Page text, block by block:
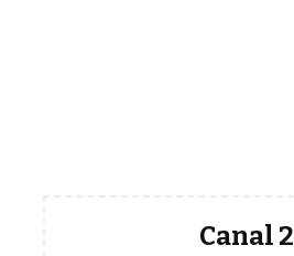
Canal 2